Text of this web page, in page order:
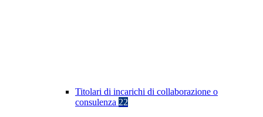
Titolari di incarichi di collaborazione o
consulenza 22